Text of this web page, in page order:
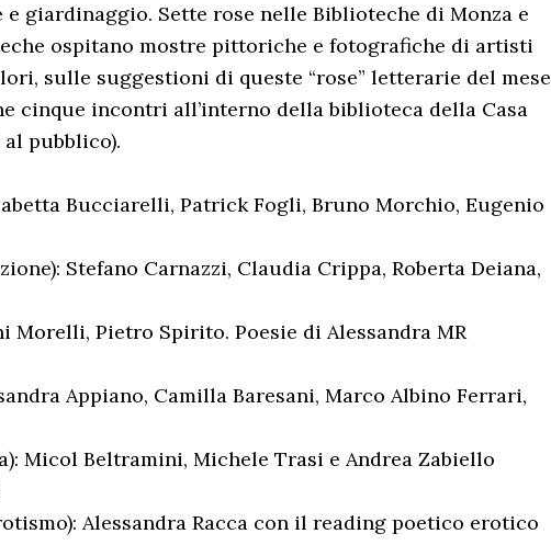
e giardinaggio. Sette rose nelle Biblioteche di Monza e
ospitano mostre pittoriche e fotografiche di artisti
sulle suggestioni di queste “rose” letterarie del mese
cinque incontri all’interno della biblioteca della Casa
pubblico).
Bucciarelli, Patrick Fogli, Bruno Morchio, Eugenio
Stefano Carnazzi, Claudia Crippa, Roberta Deiana,
Morelli, Pietro Spirito. Poesie di Alessandra MR
Appiano, Camilla Baresani, Marco Albino Ferrari,
Micol Beltramini, Michele Trasi e Andrea Zabiello
Alessandra Racca con il reading poetico erotico